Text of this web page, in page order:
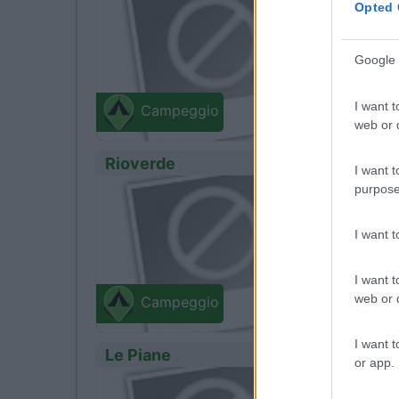
Opted
Google
I want
web or
I want
I want
I want
web or
I want
or app.
Campeggio
Via
Rioverde
Campeggio
Servizi
Via
Le Piane